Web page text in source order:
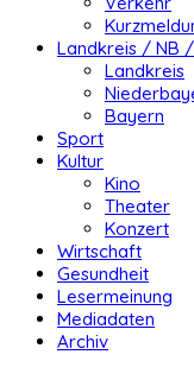
Landkreis / NB
Landkreis
Bayern
Sport
Kultur
Kino
Theater
Konzert
Wirtschaft
Gesundheit
Lesermeinung
Mediadaten
Archiv